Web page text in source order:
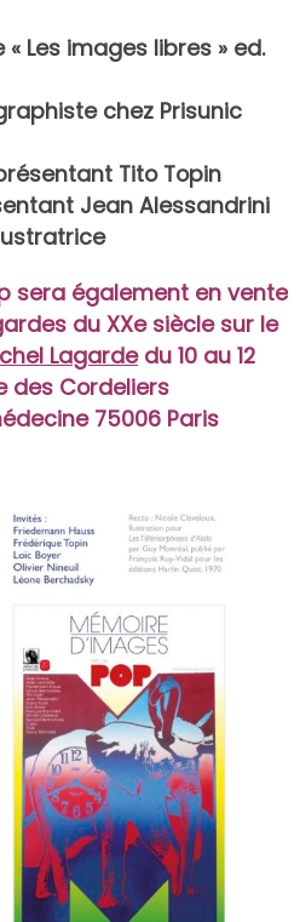
Les images libres » ed.
chez Prisunic
Tito Topin
Jean Alessandrini
sera également en vente
du XXe siècle sur le
Lagardedu 10 au 12
des Cordeliers
75006 Paris